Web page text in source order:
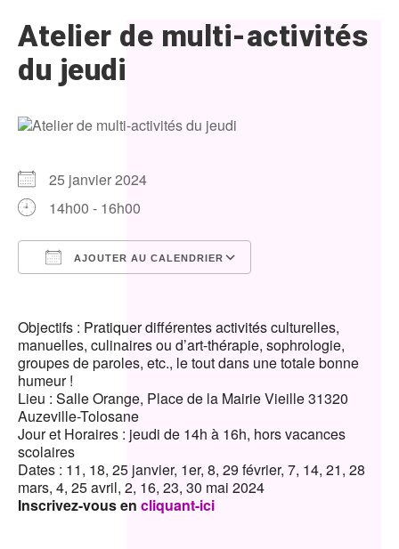
Atelier de multi-activités
du jeudi
25 janvier 2024
14h00 - 16h00
AJOUTER AU CALENDRIER
Objectifs : Pratiquer différentes activités culturelles,
manuelles, culinaires ou d’art-thérapie, sophrologie,
groupes de paroles, etc., le tout dans une totale bonne
humeur !
Lieu : Salle Orange, Place de la Mairie Vieille 31320
Auzeville-Tolosane
Jour et Horaires : jeudi de 14h à 16h, hors vacances
scolaires
Dates : 11, 18, 25 janvier, 1er, 8, 29 février, 7, 14, 21, 28
mars, 4, 25 avril, 2, 16, 23, 30 mai 2024
Inscrivez-vous en cliquant-ici